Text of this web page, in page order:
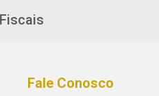
Fale Conosco